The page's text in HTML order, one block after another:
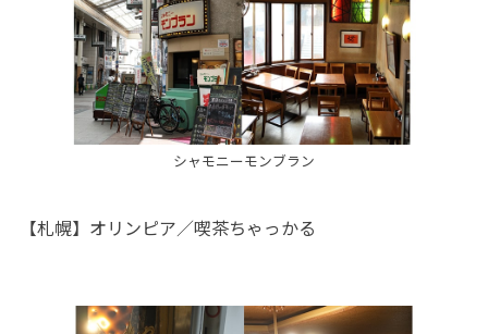
シャモニーモンブラン
【札幌】オリンピア／喫茶ちゃっかる